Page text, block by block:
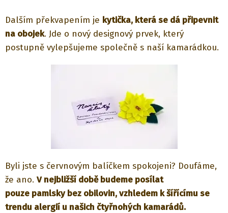
Dalším překvapením je kytička, která se dá připevnit
na obojek. Jde o nový designový prvek, který
postupně vylepšujeme společně s naší kamarádkou.
Byli jste s červnovým balíčkem spokojeni? Doufáme,
že ano. V nejbližší době budeme posílat
pouze pamlsky bez obilovin, vzhledem k šířícímu se
trendu alergií u našich čtyřnohých kamarádů.